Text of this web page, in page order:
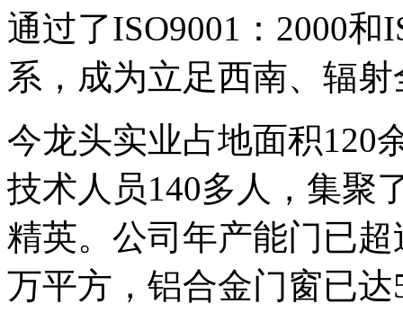
通过了ISO9001：2000和
系，成为立足西南、辐
今龙头实业占地面积120
技术人员140多人，集聚
精英。公司年产能门已
万平方，铝合金门窗已